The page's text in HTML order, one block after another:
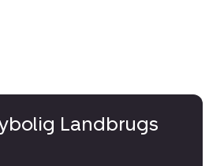
Landbrugs